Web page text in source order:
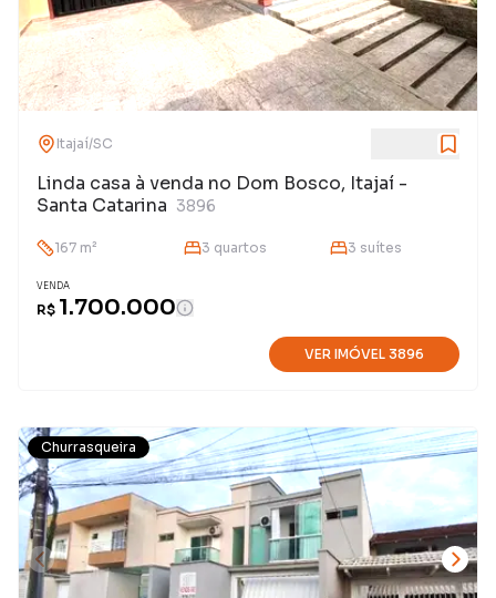
Itajaí/SC
Linda casa à venda no Dom Bosco, Itajaí -
Santa Catarina 3896
167 m² 3 quartos 3 suítes
VENDA
R$ 1.700.000
VER IMÓVEL 3896
Churrasqueira